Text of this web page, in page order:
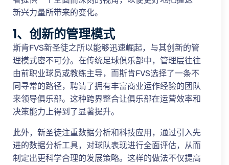
新兴力量所带来的变化。
1、创新的管理模式
斯肯FVS新圣徒之所以能够迅速崛起，与其创新的管
理模式密不可分。在传统足球俱乐部中，管理层往往
由前职业球员或教练主导，而斯肯FVS选择了一条不
同寻常的路径，聘请了拥有丰富商业运作经验的团队
来领导俱乐部。这种跨界整合让俱乐部在运营效率和
决策能力上得到了显著提升。
此外，新圣徒注重数据分析和科技应用，通过引入先
进的数据分析工具，对球队表现进行全面评估，从而
制定出更科学合理的发展策略。这样的做法不仅提高